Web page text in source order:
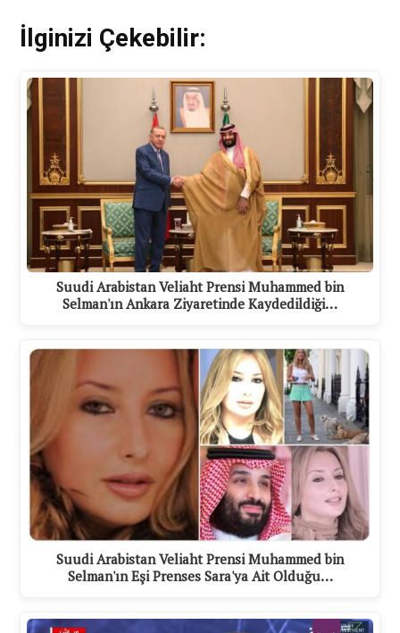
İlginizi Çekebilir:
Suudi Arabistan Veliaht Prensi Muhammed bin
Selman'ın Ankara Ziyaretinde Kaydedildiği…
Suudi Arabistan Veliaht Prensi Muhammed bin
Selman'ın Eşi Prenses Sara'ya Ait Olduğu…